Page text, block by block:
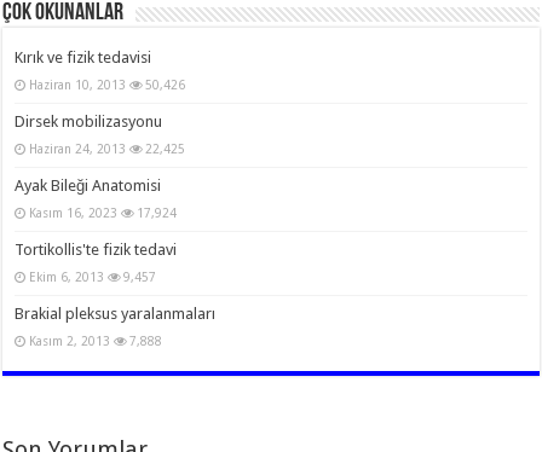
Çok Okunanlar
Kırık ve fizik tedavisi
Haziran 10, 2013 50,426
Dirsek mobilizasyonu
Haziran 24, 2013 22,425
Ayak Bileği Anatomisi
Kasım 16, 2023 17,924
Tortikollis'te fizik tedavi
Ekim 6, 2013 9,457
Brakial pleksus yaralanmaları
Kasım 2, 2013 7,888